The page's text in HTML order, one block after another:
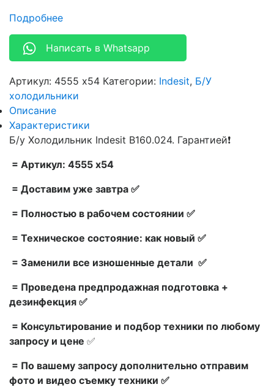
Подробнее
Написать в Whatsapp
Артикул: 4555 x54 Категории: Indesit, Б/У
холодильники
Описание
Характеристики
Б/у Холодильник Indesit B160.024. Гарантией❗
= Артикул: 4555 x54
= Доставим уже завтра ✅
= Полностью в рабочем состоянии ✅
= Техническое состояние: как новый ✅
= Заменили все изношенные детали ✅
= Проведена предпродажная подготовка +
дезинфекция ✅
= Консультирование и подбор техники по любому
запросу и цене ✅
= По вашему запросу дополнительно отправим
фото и видео съемку техники ✅